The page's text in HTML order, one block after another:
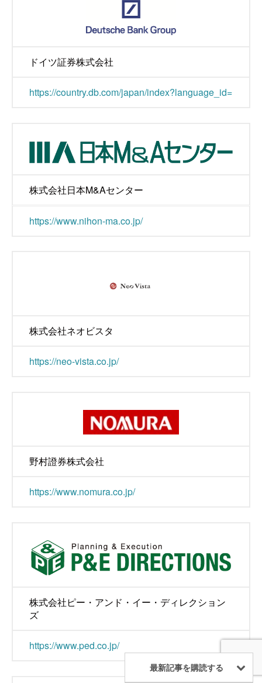
ドイツ証券株式会社
https://country.db.com/japan/index?language_id=
株式会社日本M&Aセンター
https://www.nihon-ma.co.jp/
株式会社ネオビスタ
https://neo-vista.co.jp/
野村證券株式会社
https://www.nomura.co.jp/
株式会社ピー・アンド・イー・ディレクション
ズ
https://www.ped.co.jp/
最新記事を購読する